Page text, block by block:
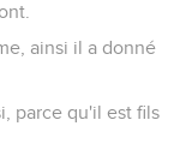
ainsi il a donné
parce qu'il est fils